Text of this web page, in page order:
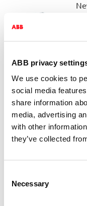
ABB privacy
We use cookies to
social media
share information
media, advertising
with other
they’ve collected
Selection
Necessary